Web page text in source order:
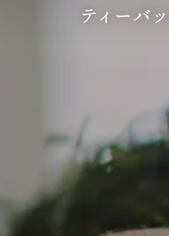
いのうえ茶園おすすめのお茶
いのうえ茶園のお茶のヒミツ
お問い合わせ
業務用・OEM
特定商取引法に基づく表記
ティーバ